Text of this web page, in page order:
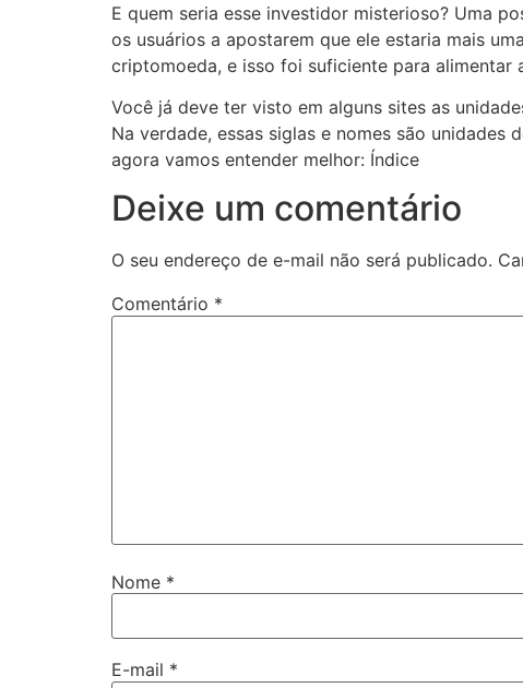
E quem seria esse investidor misterioso? Uma
os usuários a apostarem que ele estaria mais
criptomoeda, e isso foi suficiente para alimentar
Você já deve ter visto em alguns sites as
Na verdade, essas siglas e nomes são
agora vamos entender melhor: Índice
Deixe um comentário
O seu endereço de e-mail não será publicado.
Comentário *
Nome *
E-mail *